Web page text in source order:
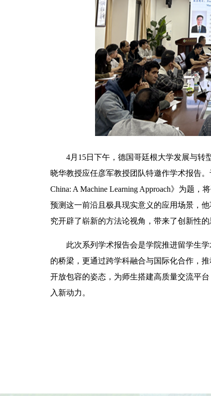
4月15日下午，德国哥廷根大学发展与转
晓华教授应任彦军教授团队特邀作学术报告。
China: A Machine Learning Approach》为题
预测这一前沿且极具现实意义的应用场景，
究开辟了崭新的方法论视角，带来了创新性的
此次系列学术报告会是学院推进留学生
的桥梁，更通过跨学科融合与国际化合作，
开放包容的姿态，为师生搭建高质量交流平
入新动力。